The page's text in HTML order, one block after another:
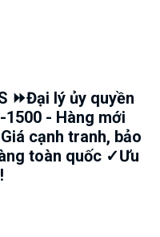
⏩Đại lý ủy quyền
1500 - Hàng mới
cạnh tranh, bảo
toàn quốc ✓Ưu